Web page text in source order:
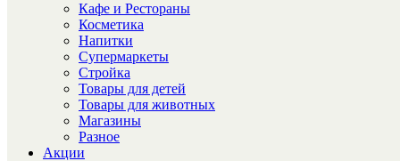
Кафе и Рестораны
Косметика
Напитки
Супермаркеты
Стройка
Товары для детей
Товары для животных
Магазины
Разное
Акции